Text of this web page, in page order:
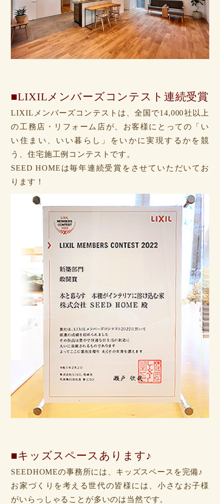
■LIXILメンバーズコンテスト連続受賞
LIXILメンバーズコンテストは、全国で14,000社以上
の工務店・リフォーム店が、お客様にとっての「い
い住まい、いい暮らし」をいかに実現するかを競
う、住宅施工例コンテストです。
SEED HOMEは毎年連続受賞をさせていただいてお
ります！
■キッズスペースあります♪
SEEDHOMEの事務所には、キッズスペースを完備♪
お家づくりを考える世代の皆様には、小さなお子様
がいらっしゃることが多いのは当然です。